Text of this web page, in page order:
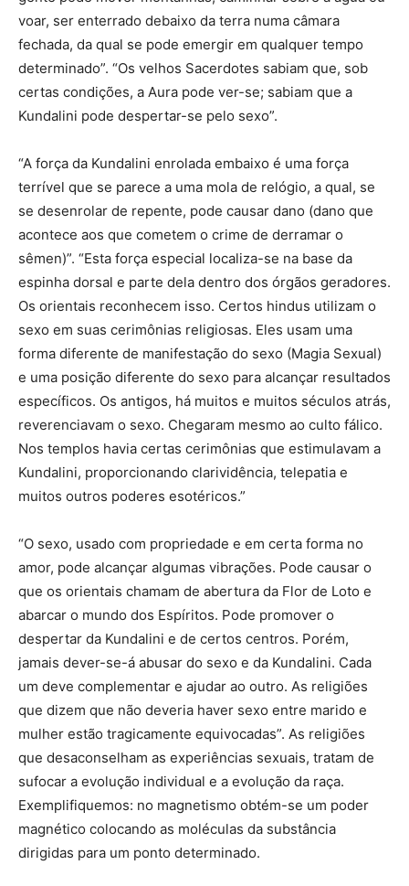
voar, ser enterrado debaixo da terra numa câmara
fechada, da qual se pode emergir em qualquer tempo
determinado”. “Os velhos Sacerdotes sabiam que, sob
certas condições, a Aura pode ver-se; sabiam que a
Kundalini pode despertar-se pelo sexo”.
“A força da Kundalini enrolada embaixo é uma força
terrível que se parece a uma mola de relógio, a qual, se
se desenrolar de repente, pode causar dano (dano que
acontece aos que cometem o crime de derramar o
sêmen)”. “Esta força especial localiza-se na base da
espinha dorsal e parte dela dentro dos órgãos geradores.
Os orientais reconhecem isso. Certos hindus utilizam o
sexo em suas cerimônias religiosas. Eles usam uma
forma diferente de manifestação do sexo (Magia Sexual)
e uma posição diferente do sexo para alcançar resultados
específicos. Os antigos, há muitos e muitos séculos atrás,
reverenciavam o sexo. Chegaram mesmo ao culto fálico.
Nos templos havia certas cerimônias que estimulavam a
Kundalini, proporcionando clarividência, telepatia e
muitos outros poderes esotéricos.”
“O sexo, usado com propriedade e em certa forma no
amor, pode alcançar algumas vibrações. Pode causar o
que os orientais chamam de abertura da Flor de Loto e
abarcar o mundo dos Espíritos. Pode promover o
despertar da Kundalini e de certos centros. Porém,
jamais dever-se-á abusar do sexo e da Kundalini. Cada
um deve complementar e ajudar ao outro. As religiões
que dizem que não deveria haver sexo entre marido e
mulher estão tragicamente equivocadas”. As religiões
que desaconselham as experiências sexuais, tratam de
sufocar a evolução individual e a evolução da raça.
Exemplifiquemos: no magnetismo obtém-se um poder
magnético colocando as moléculas da substância
dirigidas para um ponto determinado.